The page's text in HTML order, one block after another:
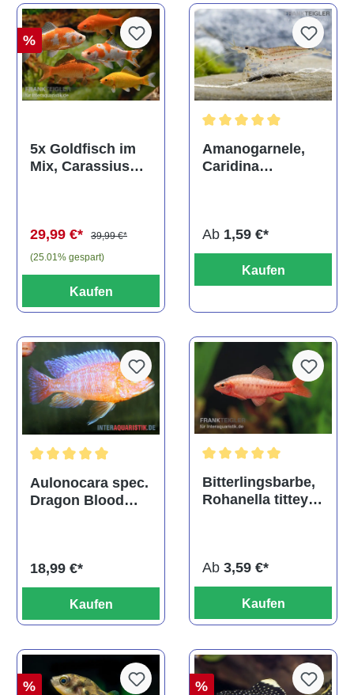
%
5x Goldfisch im
Mix, Carassius
29,99 €*
39,99 €*
(25.01% gespart)
Kaufen
Amanogarnele,
Caridina
Ab 1,59 €*
Kaufen
Durchschnittliche Bewertung von 5 von 5 Sternen
Aulonocara spec.
Dragon Blood
18,99 €*
Kaufen
Bitterlingsbarbe,
Rohanella titteya,
Ab 3,59 €*
Kaufen
%
%